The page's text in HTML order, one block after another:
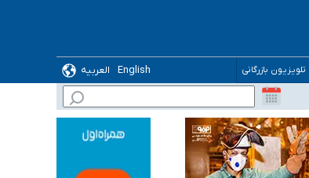
تلویزیون بازرگانی English
العربیه